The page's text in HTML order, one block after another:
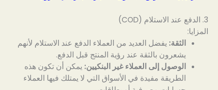
3. الدفع عند الاستلام (COD)
المزايا:
الثقة: يفضل العديد من العملاء الدفع عند الاستلام لأنهم
يشعرون بالثقة عند رؤية المنتج قبل الدفع.
الوصول إلى العملاء غير البنكيين: يمكن أن تكون هذه
الطريقة مفيدة في الأسواق التي لا يمتلك فيها العملاء